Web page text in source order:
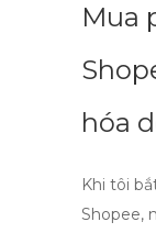
Mua
hóa
Khi tôi
Shopee,